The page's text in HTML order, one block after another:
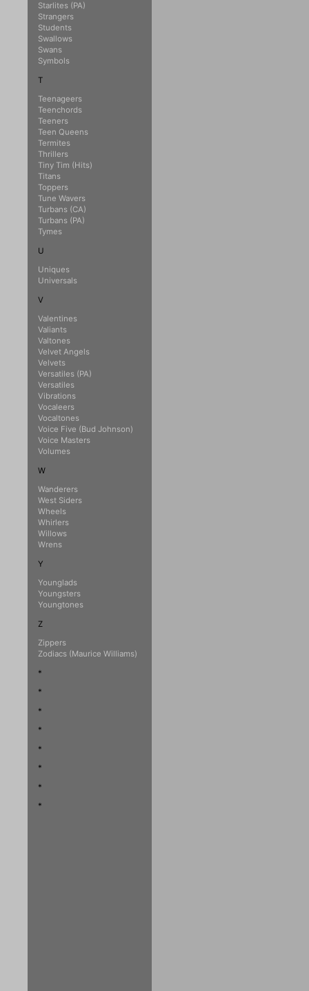
Starlites (PA)
Strangers
Students
Swallows
Swans
Symbols
T
Teenageers
Teenchords
Teeners
Teen Queens
Termites
Thrillers
Tiny Tim (Hits)
Titans
Toppers
Tune Wavers
Turbans (CA)
Turbans (PA)
Tymes
U
Uniques
Universals
V
Valentines
Valiants
Valtones
Velvet Angels
Velvets
Versatiles (PA)
Versatiles
Vibrations
Vocaleers
Vocaltones
Voice Five (Bud Johnson)
Voice Masters
Volumes
W
Wanderers
West Siders
Wheels
Whirlers
Willows
Wrens
Y
Younglads
Youngsters
Youngtones
Z
Zippers
Zodiacs (Maurice Williams)
*
*
*
*
*
*
*
*